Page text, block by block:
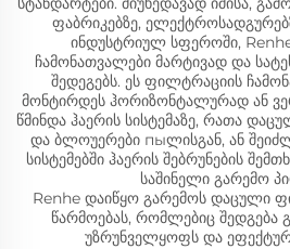
ფაბრიკებზე,
ინდუსტრიულ სფეროში,
ჩამონათვალები მარტივად და
შედეგებს. ეს ფილტრაციის
მონტირდეს ჰორიზონტალურად ან
წმინდა ჰაერის სისტემაზე, რათა
და ბლოუერები пыლისგან, ან
სისტემებში ჰაერის შებრუნების
საშინელი გარემო
Renhe დაიწყო გარემოს დაცული
წარმოებას, რომლებიც შედგება
უზრუნველყოფს და